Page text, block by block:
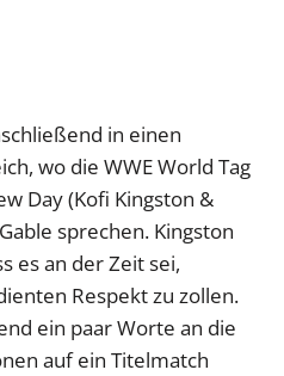
in einen
wo die WWE World Tag
Day (Kofi Kingston &
sprechen. Kingston
es an der Zeit sei,
Respekt zu zollen.
ein paar Worte an die
auf ein Titelmatch